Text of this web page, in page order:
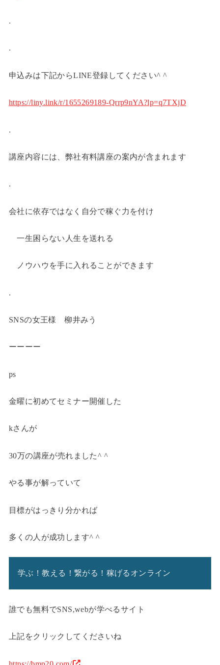
.
.
申込みは下記からLINE登録してください^ ^
https://liny.link/r/1655269189-Qrrp9nYA?lp=q7TXjD
.
講座内容には、弊社有料講座の案内が含まれます
.
会社に依存ではなく自分で稼ぐ力を付け
一生困らない人生を送れる
ノウハウを手に入れることができます
.
SNSの女王様 柳井みう
ーーーー
ps
金曜に初めてセミナー開催した
kさんが
30万の講座が売れました^ ^
やる事が解っていて
目標がはっきり分かれば
多くの人が成功します^ ^
学ぶ！教える！繋がる！稼げるオンライン
誰でも無料でSNS,webが学べるサイト
上記をクリックしてくださいね